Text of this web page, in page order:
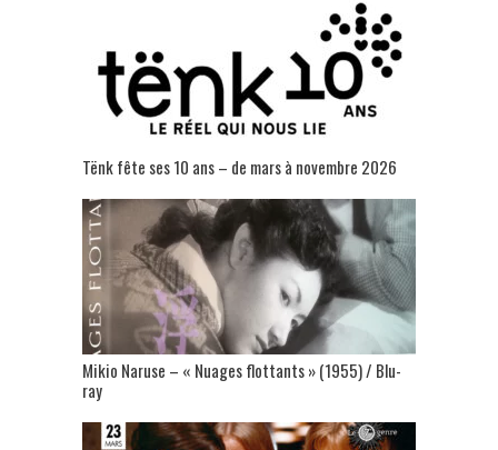
Tënk fête ses 10 ans – de mars à novembre 2026
Mikio Naruse – « Nuages flottants » (1955) / Blu-
ray